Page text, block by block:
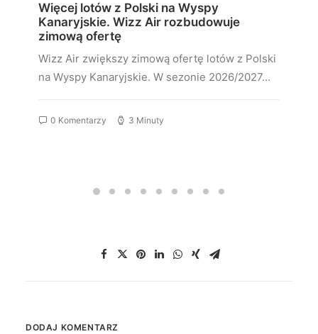
Więcej lotów z Polski na Wyspy
Kanaryjskie. Wizz Air rozbudowuje
zimową ofertę
Wizz Air zwiększy zimową ofertę lotów z Polski
na Wyspy Kanaryjskie. W sezonie 2026/2027…
0 Komentarzy 3 Minuty
DODAJ KOMENTARZ